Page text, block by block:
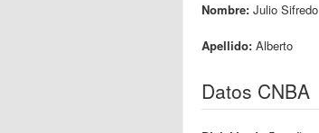
Nombre: Julio Sifredo
Apellido: Alberto
Datos CNBA